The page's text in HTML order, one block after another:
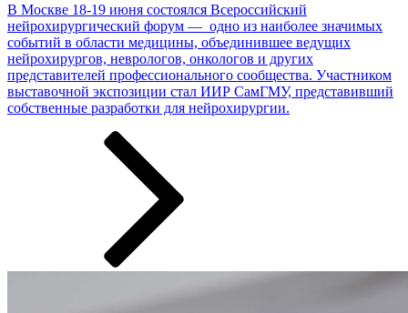
В Москве 18-19 июня состоялся Всероссийский
нейрохирургический форум — одно из наиболее значимых
событий в области медицины, объединившее ведущих
нейрохирургов, неврологов, онкологов и других
представителей профессионального сообщества. Участником
выставочной экспозиции стал ИИР СамГМУ, представивший
собственные разработки ­­­для нейрохирургии.